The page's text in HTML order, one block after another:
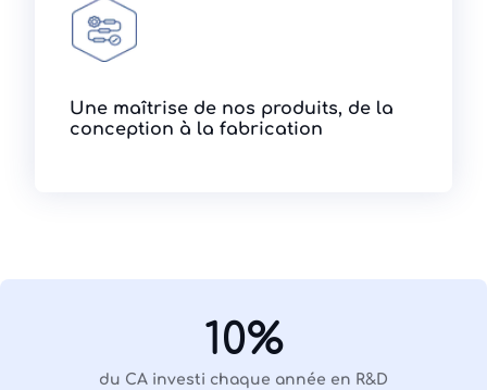
Une maîtrise de nos produits, de la
conception à la fabrication
10%
du CA investi chaque année en R&D